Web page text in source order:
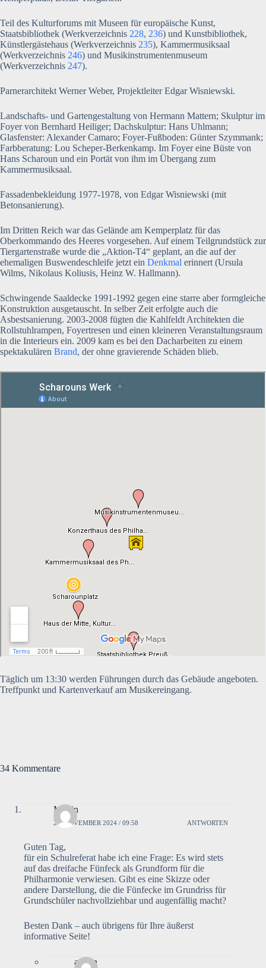
Teil des Kulturforums mit Museen für europäische Kunst,
Staatsbibliothek (Werkverzeichnis 228, 236) und Kunstbibliothek,
Künstlergästehaus (Werkverzeichnis 235), Kammermusiksaal
(Werkverzeichnis 246) und Musikinstrumentenmuseum
(Werkverzeichnis 247).
Parnerarchitekt Werner Weber, Projektleiter Edgar Wisniewski.
Landschafts- und Gartengestaltung von Hermann Mattern; Skulptur im
Foyer von Bernhard Heiliger; Dachskulptur: Hans Uhlmann;
Glasfenster: Alexander Camaro; Foyer-Fußboden: Günter Szymmank;
Farbberatung: Lou Scheper-Berkenkamp. Im Foyer eine Büste von
Hans Scharoun und ein Portät von ihm im Übergang zum
Kammermusiksaal.
Fassadenbekleidung 1977-1978, von Edgar Wisniewski (mit
Betonsanierung).
Im Dritten Reich war das Gelände am Kemperplatz für das
Oberkommando des Heeres vorgesehen. Auf einem Teilgrundstück zur
Tiergartenstraße wurde die „Aktion-T4“ geplant, an die auf der
ehemaligen Buswendeschleife jetzt ein Denkmal erinnert (Ursula
Wilms, Nikolaus Koliusis, Heinz W. Hallmann).
Schwingende Saaldecke 1991-1992 gegen eine starre aber formgleiche
Konstruktion ausgetauscht. In selber Zeit erfolgte auch die
Asbestsanierung. 2003-2008 fügten die Kahlfeldt Architekten die
Rollstuhlrampen, Foyertresen und einen kleineren Veranstaltungsraum
in die Interieurs ein. 2009 kam es bei den Dacharbeiten zu einem
spektakulären Brand, der ohne gravierende Schäden blieb.
Täglich um 13:30 werden Führungen durch das Gebäude angeboten.
Treffpunkt und Kartenverkauf am Musikereingang.
34 Kommentare
Martin
29. NOVEMBER 2024 / 09:58 ANTWORTEN
Guten Tag,
für ein Schulreferat habe ich eine Frage: Es wird stets
auf das dreifache Fünfeck als Grundform für die
Philharmonie verwiesen. Gibt es eine Skizze oder
andere Darstellung, die die Fünfecke im Grundriss für
Grundschüler nachvollziehbar und augenfällig macht?
Besten Dank – auch übrigens für Ihre äußerst
informative Seite!
admin